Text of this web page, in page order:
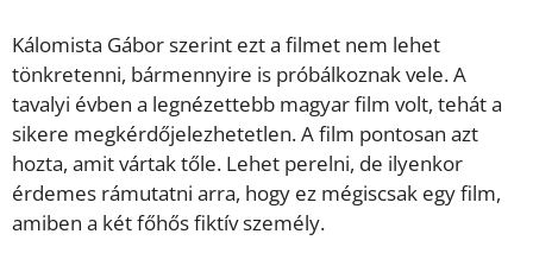
Kálomista Gábor szerint ezt a filmet nem lehet
tönkretenni, bármennyire is próbálkoznak vele. A
tavalyi évben a legnézettebb magyar film volt, tehát a
sikere megkérdőjelezhetetlen. A film pontosan azt
hozta, amit vártak tőle. Lehet perelni, de ilyenkor
érdemes rámutatni arra, hogy ez mégiscsak egy film,
amiben a két főhős fiktív személy.